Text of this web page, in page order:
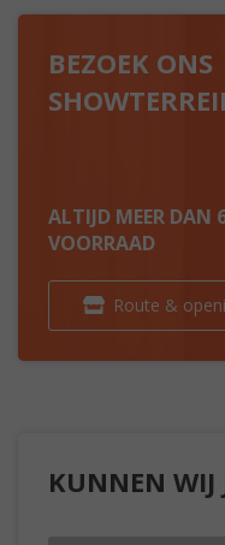
BEZOEK ONS
ALTIJD MEER DAN
VOORRAAD
Route &
KUNNEN WIJ